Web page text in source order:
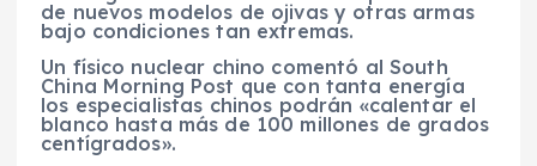
de nuevos modelos de ojivas y otras armas
bajo condiciones tan extremas.
Un físico nuclear chino comentó al South
China Morning Post que con tanta energía
los especialistas chinos podrán «calentar el
blanco hasta más de 100 millones de grados
centígrados».